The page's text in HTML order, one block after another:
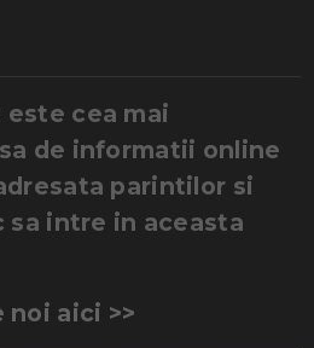
cea mai
de informatii online
parintilor si
sa intre in aceasta
noi aici >>